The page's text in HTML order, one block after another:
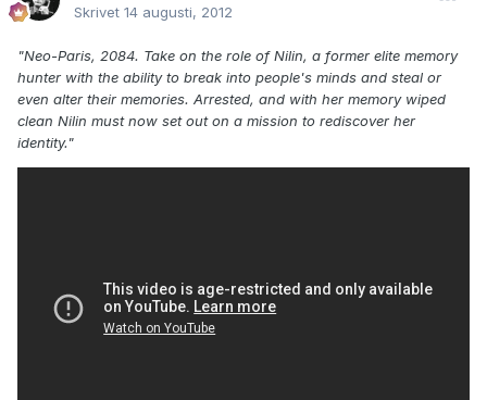
Skrivet 14 augusti, 2012
"Neo-Paris, 2084. Take on the role of Nilin, a former elite memory
hunter with the ability to break into people's minds and steal or
even alter their memories. Arrested, and with her memory wiped
clean Nilin must now set out on a mission to rediscover her
identity."